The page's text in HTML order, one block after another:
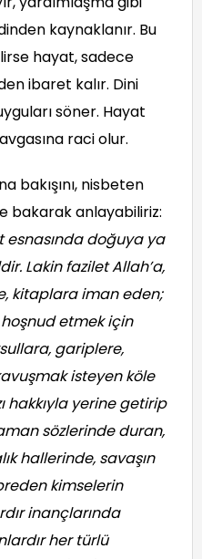
kaynaklanır. Bu
hayat, sadece
ibaret kalır. Dini
söner. Hayat
raci olur.
bakışını, nisbeten
bakarak anlayabiliriz:
esnasında doğuya ya
Lakin fazilet Allah’a,
kitaplara iman eden;
hoşnud etmek için
gariplere,
isteyen köle
hakkıyla yerine getirip
sözlerinde duran,
hallerinde, savaşın
kimselerin
inançlarında
her türlü